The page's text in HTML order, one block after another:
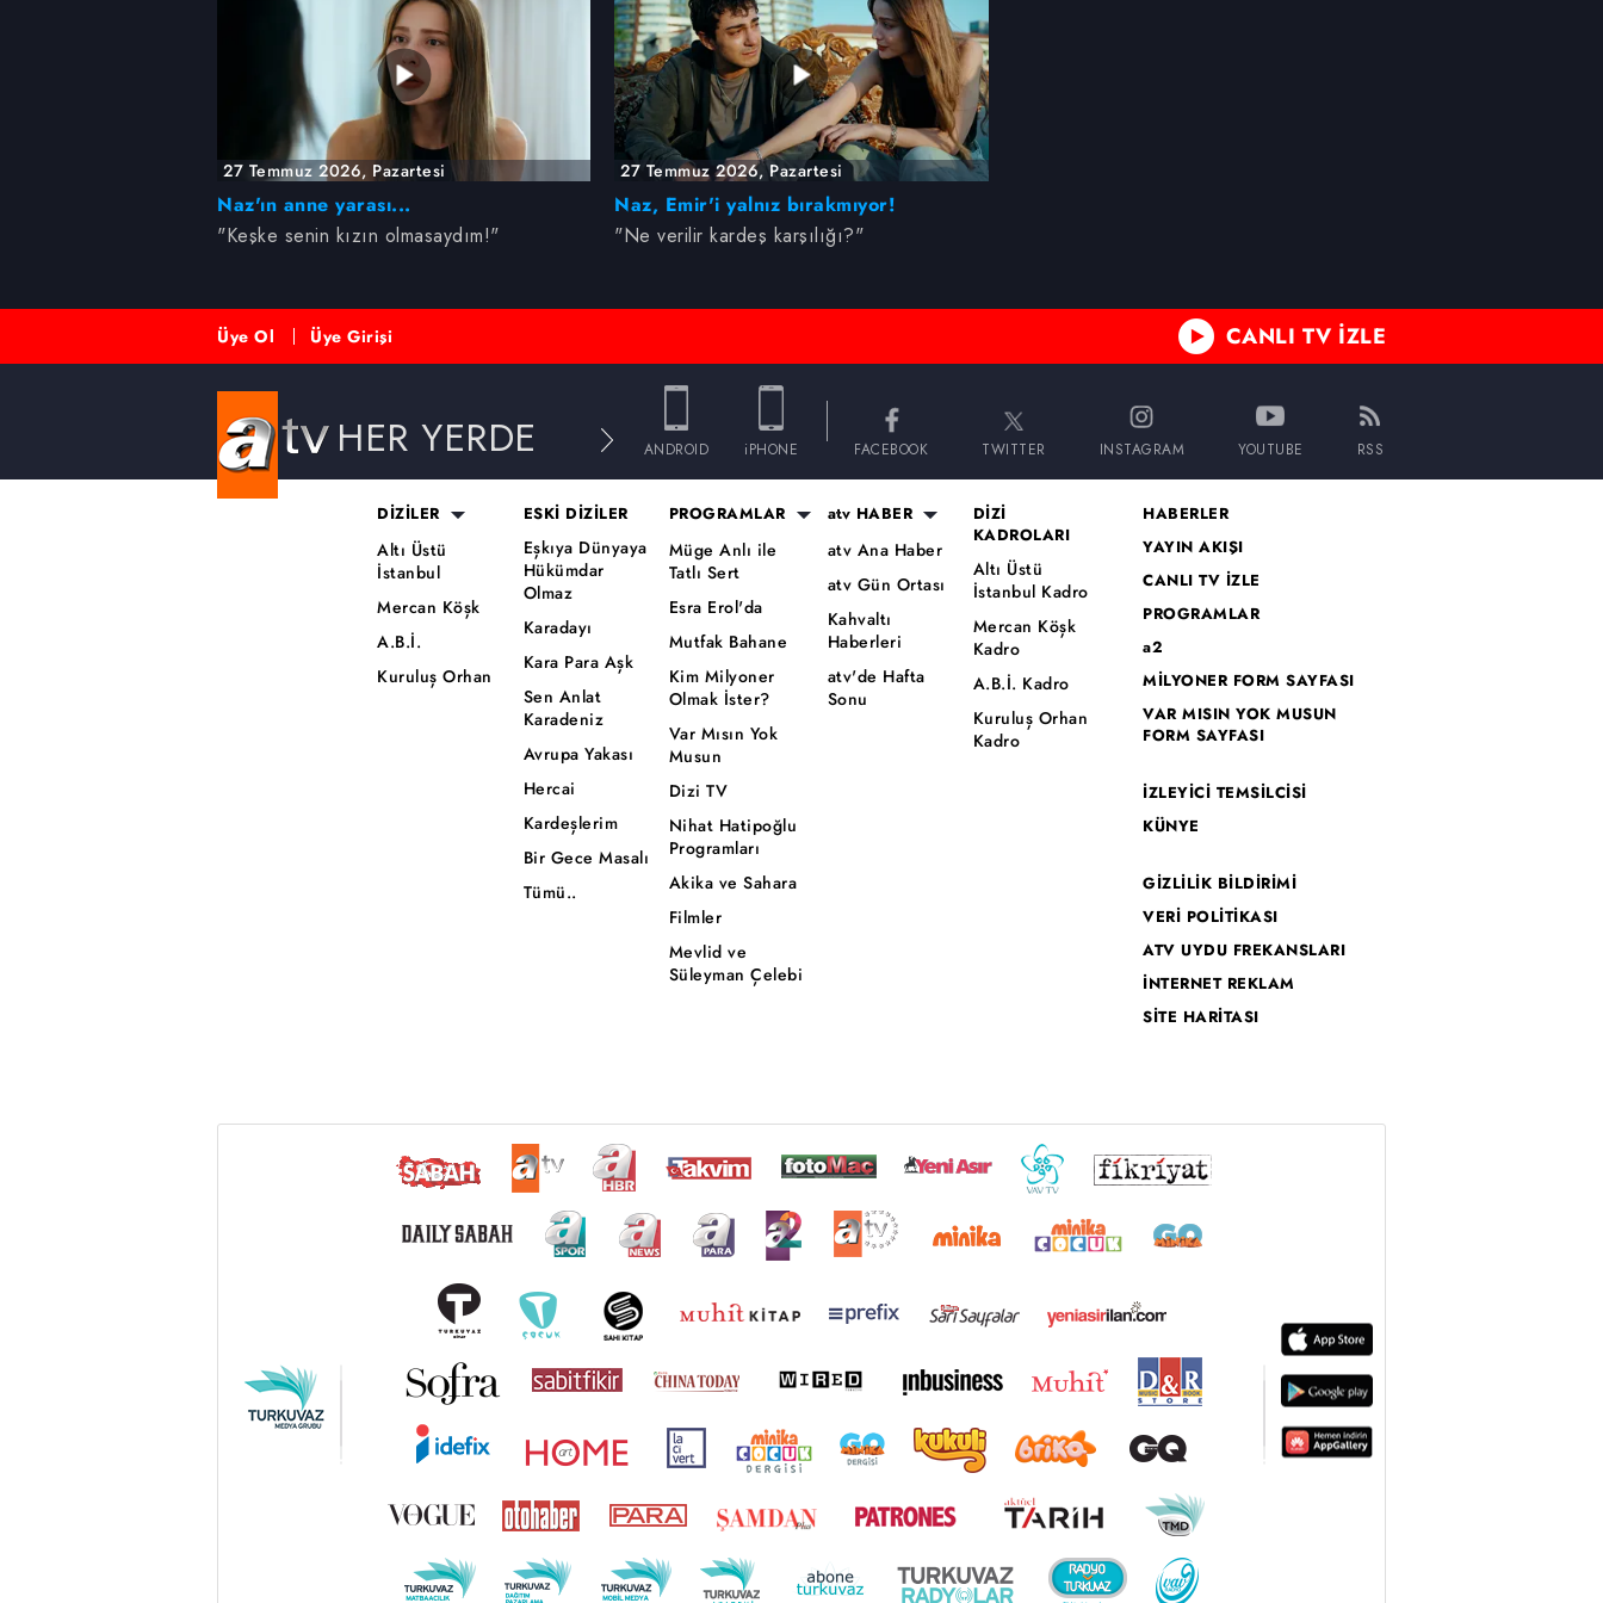
6698 sayılı Kişisel Verilerin Korunması Kanunu uyarınca hazırlanmış Aydınlatma Metnimizi okumak ve sitemizde ilgili
mevzuata uygun olarak kullanılan çerezlerle ilgili bilgi almak için lütfentıklayınız.
27 Temmuz 2026, Pazartesi
Naz'ın anne yarası...
"Keşke senin kızın olmasaydım!"
27 Temmuz 2026, Pazartesi
Naz, Emir'i yalnız bırakmıyor!
"Ne verilir kardeş karşılığı?"
Üye Ol Üye Girişi CANLI TV İZLE
HER YERDE ANDROID iPHONE FACEBOOK TWITTER INSTAGRAM YOUTUBE RSS
DİZİLER
Altı Üstü
İstanbul
Mercan Köşk
A.B.İ.
Kuruluş Orhan
ESKİ DİZİLER
Eşkıya Dünyaya
Hükümdar
Olmaz
Karadayı
Kara Para Aşk
Sen Anlat
Karadeniz
Avrupa Yakası
Hercai
Kardeşlerim
Bir Gece Masalı
Tümü..
PROGRAMLAR
Müge Anlı ile
Tatlı Sert
Esra Erol'da
Mutfak Bahane
Kim Milyoner
Olmak İster?
Var Mısın Yok
Musun
Dizi TV
Nihat Hatipoğlu
Programları
Akika ve Sahara
Filmler
Mevlid ve
Süleyman Çelebi
atv HABER
atv Ana Haber
atv Gün Ortası
Kahvaltı
Haberleri
atv'de Hafta
Sonu
DİZİ
KADROLARI
Altı Üstü
İstanbul Kadro
Mercan Köşk
Kadro
A.B.İ. Kadro
Kuruluş Orhan
Kadro
HABERLER
YAYIN AKIŞI
CANLI TV İZLE
PROGRAMLAR
a2
MİLYONER FORM SAYFASI
VAR MISIN YOK MUSUN
FORM SAYFASI
İZLEYİCİ TEMSİLCİSİ
KÜNYE
GİZLİLİK BİLDİRİMİ
VERİ POLİTİKASI
ATV UYDU FREKANSLARI
İNTERNET REKLAM
SİTE HARİTASI